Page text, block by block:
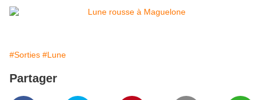
#Sorties #Lune
Partager